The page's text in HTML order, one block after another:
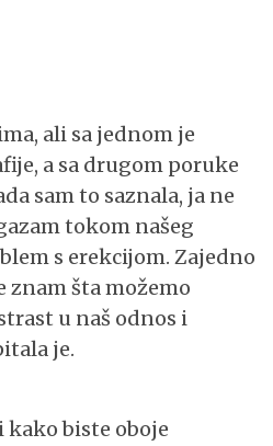
ali sa jednom je
a sa drugom poruke
sam to saznala, ja ne
tokom našeg
s erekcijom. Zajedno
znam šta možemo
u naš odnos i
je.
biste oboje